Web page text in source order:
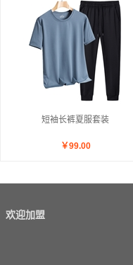
短袖长裤夏服套装
￥99.00
欢迎加盟